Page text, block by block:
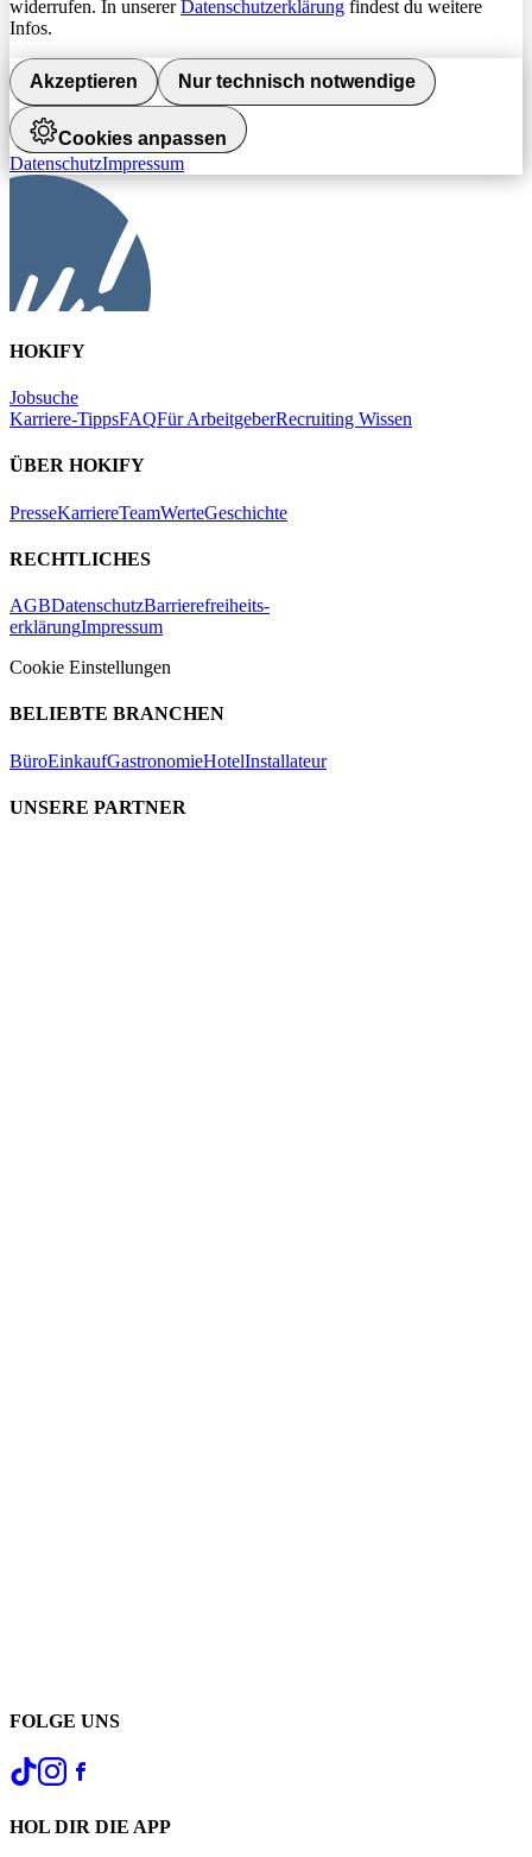
widerrufen. In unsererDatenschutzerklärung findest du weitere
Infos.
Akzeptieren Nur technisch notwendige
Cookies anpassen
DatenschutzImpressum
HOKIFY
Jobsuche
Karriere-TippsFAQFür ArbeitgeberRecruiting Wissen
ÜBER HOKIFY
PresseKarriereTeamWerteGeschichte
RECHTLICHES
AGBDatenschutzBarrierefreiheits-
erklärungImpressum
Cookie Einstellungen
BELIEBTE BRANCHEN
BüroEinkaufGastronomieHotelInstallateur
UNSERE PARTNER
FOLGE UNS
HOL DIR DIE APP